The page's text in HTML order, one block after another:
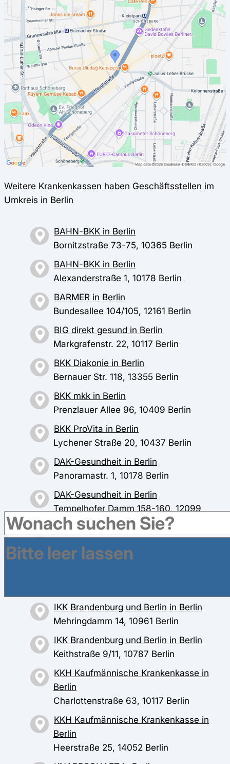
Weitere Krankenkassen haben Geschäftsstellen im
Umkreis in Berlin
BAHN-BKK in Berlin
Bornitzstraße 73-75, 10365 Berlin
BAHN-BKK in Berlin
Alexanderstraße 1, 10178 Berlin
BARMER in Berlin
Bundesallee 104/105, 12161 Berlin
BIG direkt gesund in Berlin
Markgrafenstr. 22, 10117 Berlin
BKK Diakonie in Berlin
Bernauer Str. 118, 13355 Berlin
BKK mkk in Berlin
Prenzlauer Allee 96, 10409 Berlin
BKK ProVita in Berlin
Lychener Straße 20, 10437 Berlin
DAK-Gesundheit in Berlin
Panoramastr. 1, 10178 Berlin
DAK-Gesundheit in Berlin
Tempelhofer Damm 158-160, 12099
Berlin
DAK-Gesundheit in Berlin
Schloßstr. 20, 12163 Berlin
IKK Brandenburg und Berlin in Berlin
Mehringdamm 14, 10961 Berlin
IKK Brandenburg und Berlin in Berlin
Keithstraße 9/11, 10787 Berlin
KKH Kaufmännische Krankenkasse in
Berlin
Charlottenstraße 63, 10117 Berlin
KKH Kaufmännische Krankenkasse in
Berlin
Heerstraße 25, 14052 Berlin